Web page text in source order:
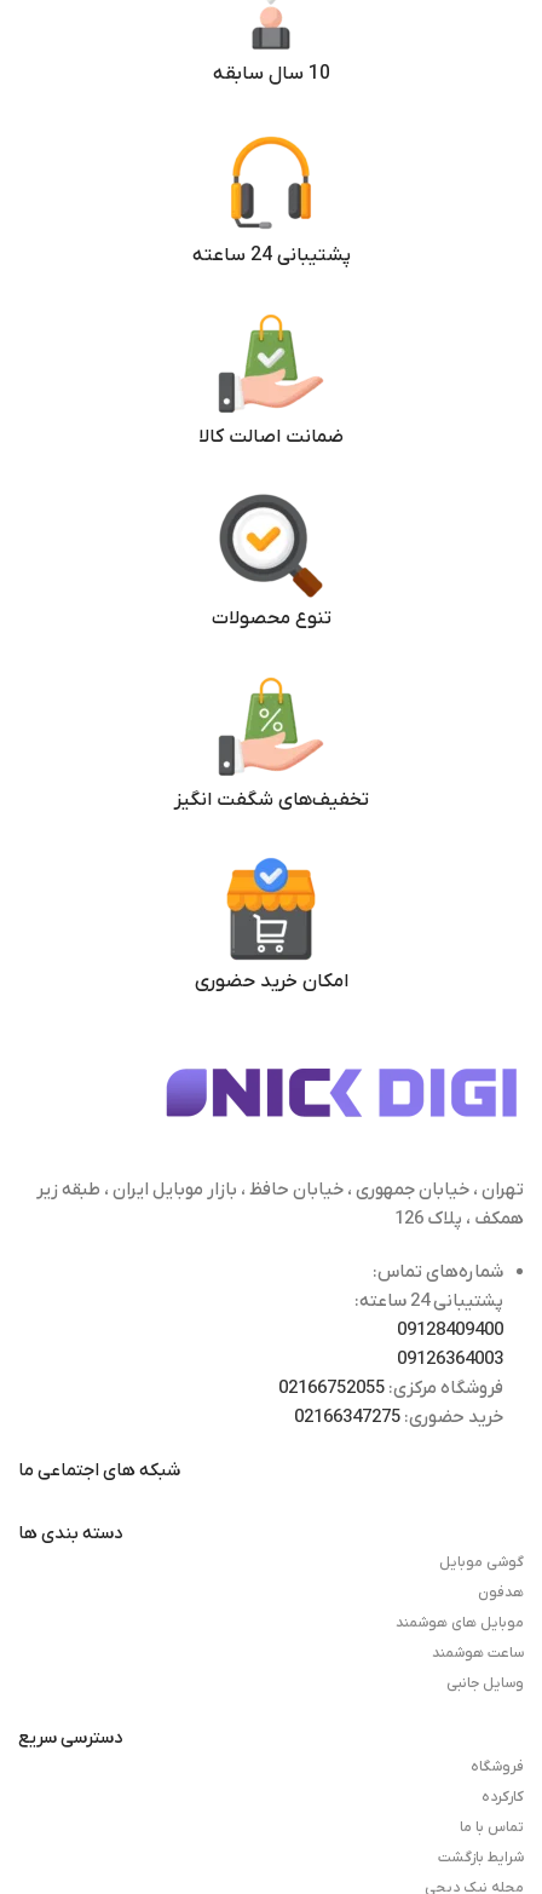
10 سال سابقه
پشتیبانی 24 ساعته
ضمانت اصالت کالا
تنوع محصولات
تخفیف‌های شگفت انگیز
امکان خرید حضوری
تهران ، خیابان جمهوری ، خیابان حافظ ، بازار موبایل ایران ، طبقه زیر
همکف ، پلاک 126
شماره‌های تماس:
پشتیبانی 24 ساعته:
09128409400
09126364003
فروشگاه مرکزی: 02166752055
خرید حضوری: 02166347275
شبکه های اجتماعی ما
دسته بندی ها
گوشی موبایل
هدفون
موبایل های هوشمند
ساعت هوشمند
وسایل جانبی
دسترسی سریع
فروشگاه
کارکرده
تماس با ما
شرایط بازگشت
مجله نیک دیجی